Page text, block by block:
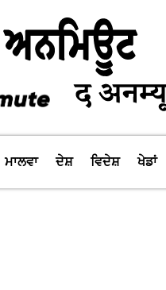
ਮਾਲਵਾ ਦੇਸ਼ ਵਿਦੇਸ਼ ਖੇਡਾਂ